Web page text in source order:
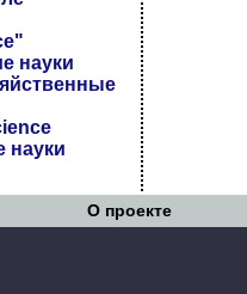
науки
науки
О проекте